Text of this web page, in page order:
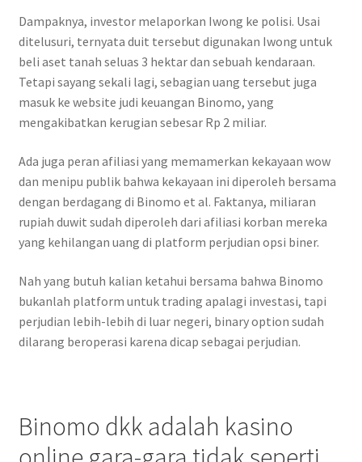
Dampaknya, investor melaporkan Iwong ke polisi. Usai
ditelusuri, ternyata duit tersebut digunakan Iwong untuk
beli aset tanah seluas 3 hektar dan sebuah kendaraan.
Tetapi sayang sekali lagi, sebagian uang tersebut juga
masuk ke website judi keuangan Binomo, yang
mengakibatkan kerugian sebesar Rp 2 miliar.
Ada juga peran afiliasi yang memamerkan kekayaan wow
dan menipu publik bahwa kekayaan ini diperoleh bersama
dengan berdagang di Binomo et al. Faktanya, miliaran
rupiah duwit sudah diperoleh dari afiliasi korban mereka
yang kehilangan uang di platform perjudian opsi biner.
Nah yang butuh kalian ketahui bersama bahwa Binomo
bukanlah platform untuk trading apalagi investasi, tapi
perjudian lebih-lebih di luar negeri, binary option sudah
dilarang beroperasi karena dicap sebagai perjudian.
Binomo dkk adalah kasino